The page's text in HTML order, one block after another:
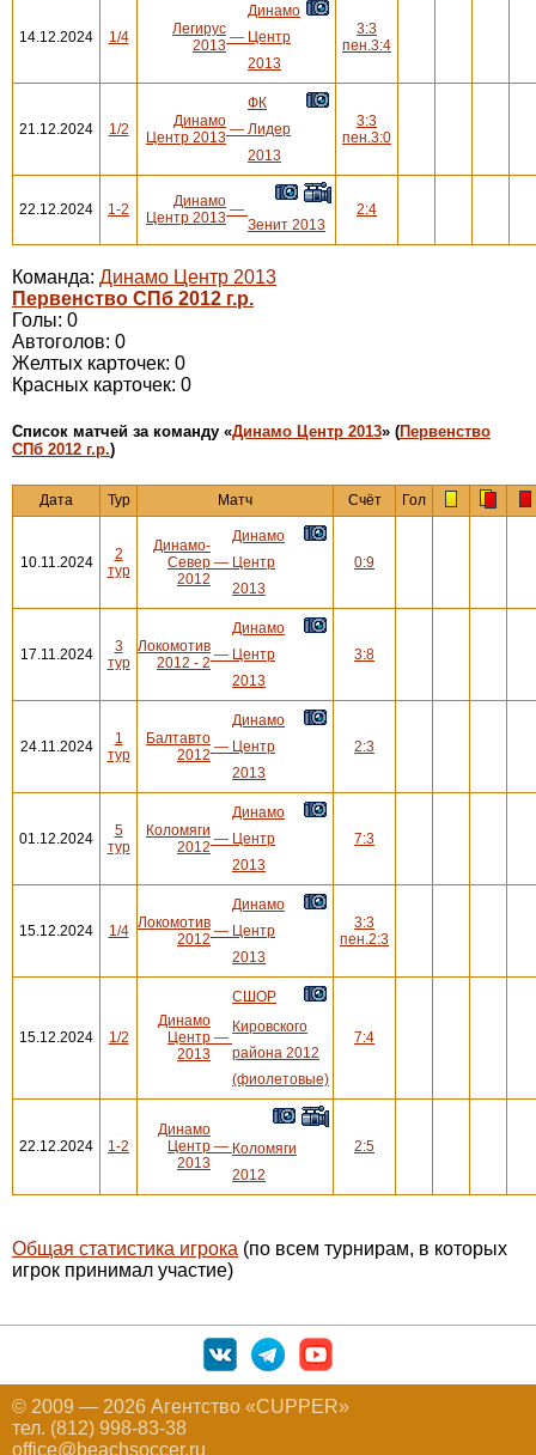
14.12.2024 1/4
Легирус
2013 —
Динамо
Центр
2013
3:3
пен.3:4
21.12.2024 1/2
Динамо
Центр 2013 —
ФК
Лидер
2013
3:3
пен.3:0
22.12.2024 1-2
Динамо
Центр 2013 —
Зенит 2013
2:4
Команда: Динамо Центр 2013
Первенство СПб 2012 г.р.
Голы: 0
Автоголов: 0
Желтых карточек: 0
Красных карточек: 0
Cписок матчей за команду «Динамо Центр 2013» (Первенство
СПб 2012 г.р.)
Дата Тур Матч Счёт Гол
10.11.2024
2
тур
Динамо-
Север
2012
—
Динамо
Центр
2013
0:9
17.11.2024
3
тур
Локомотив
2012 - 2 —
Динамо
Центр
2013
3:8
24.11.2024
1
тур
Балтавто
2012 —
Динамо
Центр
2013
2:3
01.12.2024
5
тур
Коломяги
2012 —
Динамо
Центр
2013
7:3
15.12.2024 1/4 Локомотив
2012 —
Динамо
Центр
2013
3:3
пен.2:3
15.12.2024 1/2
Динамо
Центр
2013
—
СШОР
Кировского
района 2012
(фиолетовые)
7:4
22.12.2024 1-2
Динамо
Центр
2013
— Коломяги
2012
2:5
Общая статистика игрока (по всем турнирам, в которых
игрок принимал участие)
© 2009 — 2026 Агентство «CUPPER»
тел. (812) 998-83-38
office@beachsoccer.ru